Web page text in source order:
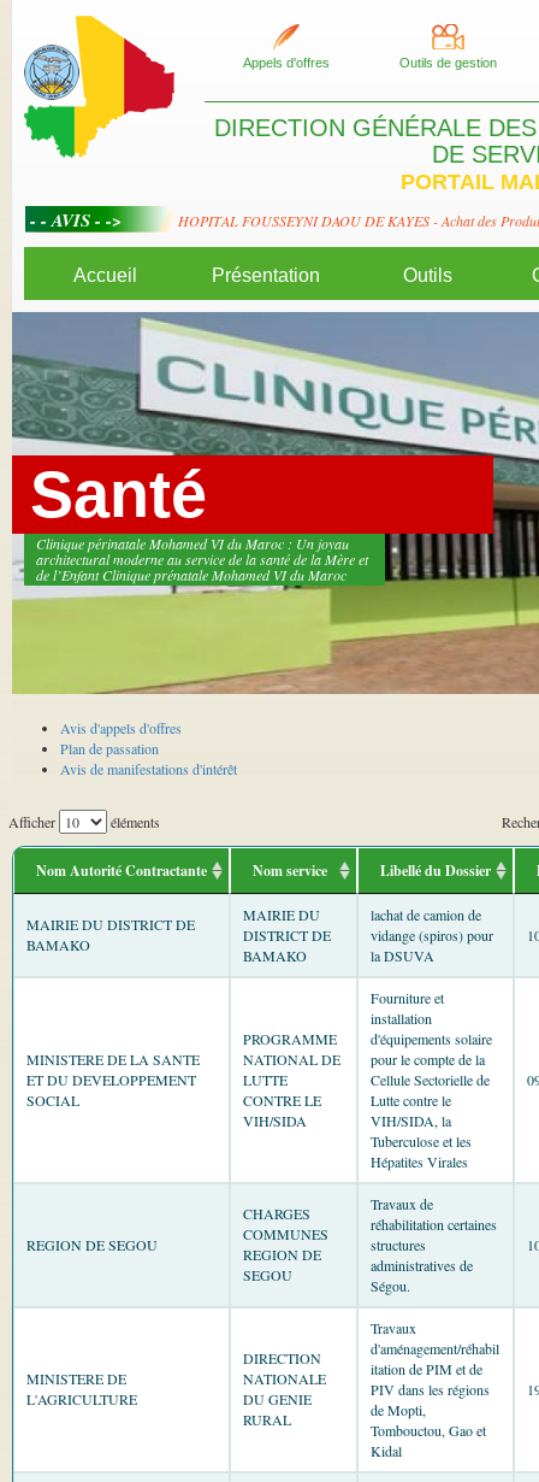
Appels d'offres Outils de gestion
DIRECTION GÉNÉRALE
DE
PORTAIL
(pont-barrage, mare) HOPITAL FOUSSEYNI DAOU DE KAYES - Achat des
Accueil Présentation Outils
Santé
Clinique périnatale Mohamed VI du Maroc : Un joyau
architectural moderne au service de la santé de la Mère et
de l’Enfant Clinique prénatale Mohamed VI du Maroc
Avis d'appels d'offres
Plan de passation
Avis de manifestations d'intérêt
Afficher éléments
Nom Autorité Contractante Nom service Libellé du Dossier
MAIRIE DU DISTRICT DE
BAMAKO
MAIRIE DU
DISTRICT DE
BAMAKO
lachat de camion de
vidange (spiros) pour
la DSUVA
MINISTERE DE LA SANTE
ET DU DEVELOPPEMENT
SOCIAL
PROGRAMME
NATIONAL DE
LUTTE
CONTRE LE
VIH/SIDA
Fourniture et
installation
d'équipements solaire
pour le compte de la
Cellule Sectorielle de
Lutte contre le
VIH/SIDA, la
Tuberculose et les
Hépatites Virales
REGION DE SEGOU
CHARGES
COMMUNES
REGION DE
SEGOU
Travaux de
réhabilitation certaines
structures
administratives de
Ségou.
MINISTERE DE
L'AGRICULTURE
DIRECTION
NATIONALE
DU GENIE
RURAL
Travaux
d'aménagement/réhabil
itation de PIM et de
PIV dans les régions
de Mopti,
Tombouctou, Gao et
Kidal